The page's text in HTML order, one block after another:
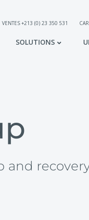
VENTES +213 (0) 23 350 531
SOLUTIONS
and